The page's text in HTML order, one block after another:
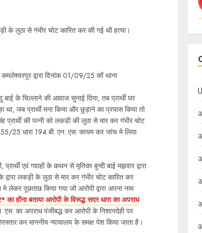
के लुठा से गंभीर चोट कारित कर की गई थी हत्या।
द्वारा दिनांक 01/09/25 कों थाना
के चिल्लाने की आवाज सुनाई दिया, तब प्रार्थी घर
था, जब प्रार्थी मना किया और छुड़ाने का प्रयास किया तो
प्रार्थी की पत्नी को लकडी की लुठा से मार कर गंभीर चोट
55/25 धारा 194 बी. एन. एस. कायम कर जांच मे लिया
एवं गवाहों के कथन से मृतिका बुन्दी बाई मझवार द्वारा
लकड़ी के लुठा से मार कर गंभीर चोट कारित कर
लेकर पूछताछ किया गया जो आरोपी द्वारा अपना नाम
होंना बताया आरोपी के विरूद्ध सदर धारा का अपराध
का अपराध पंजीबद्ध कर आरोपी के निशानदेही पर
कर माननीय न्यायालय के समक्ष पेश किया जाता है।